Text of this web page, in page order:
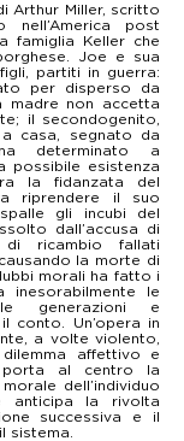
Arthur Miller, scritto
nell’America post
famiglia Keller che
Joe e sua
partiti in guerra:
per disperso da
non accetta
il secondogenito,
casa, segnato da
determinato a
possibile esistenza
la fidanzata del
riprendere il suo
gli incubi del
dall’accusa di
ricambio fallati
la morte di
morali ha fatto i
inesorabilmente le
generazioni e
conto. Un’opera in
a volte violento,
affettivo e
al centro la
dell’individuo
la rivolta
successiva e il
sistema.